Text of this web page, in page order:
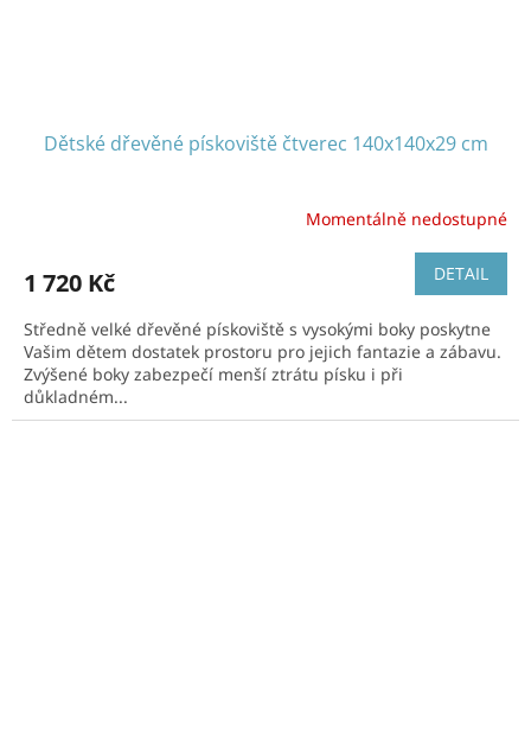
Dětské dřevěné pískoviště čtverec 140x140x29 cm
Momentálně nedostupné
1 720 Kč DETAIL
Středně velké dřevěné pískoviště s vysokými boky poskytne
Vašim dětem dostatek prostoru pro jejich fantazie a zábavu.
Zvýšené boky zabezpečí menší ztrátu písku i při
důkladném...